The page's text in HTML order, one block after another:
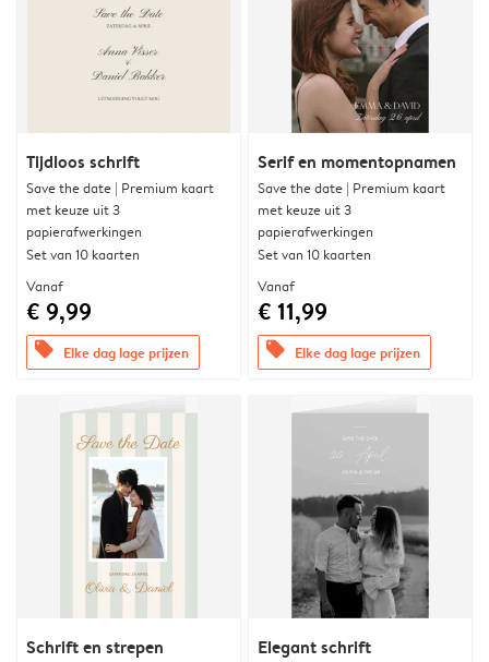
Tijdloos schrift
Save the date | Premium kaart
met keuze uit 3
papierafwerkingen
Set van 10 kaarten
Vanaf
€ 9,99
offers Elke dag lage prijzen
Serif en momentopnamen
Save the date | Premium kaart
met keuze uit 3
papierafwerkingen
Set van 10 kaarten
Vanaf
€ 11,99
offers Elke dag lage prijzen
Schrift en strepen Elegant schrift